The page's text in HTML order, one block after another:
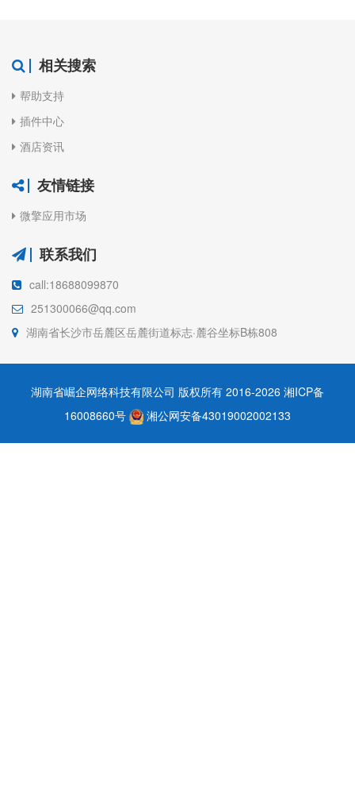
相关搜索
帮助支持
插件中心
酒店资讯
友情链接
微擎应用市场
联系我们
call:18688099870
251300066@qq.com
湖南省长沙市岳麓区岳麓街道标志·麓谷坐标B栋808
湖南省崛企网络科技有限公司 版权所有 2016-2026 湘ICP备
16008660号
湘公网安备43019002002133